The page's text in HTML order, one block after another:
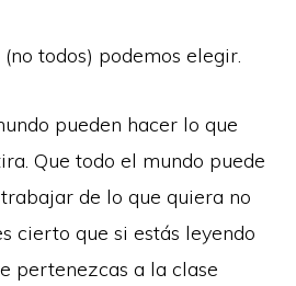
todos) podemos elegir.
pueden hacer lo que
Que todo el mundo puede
de lo que quiera no
cierto que si estás leyendo
pertenezcas a la clase